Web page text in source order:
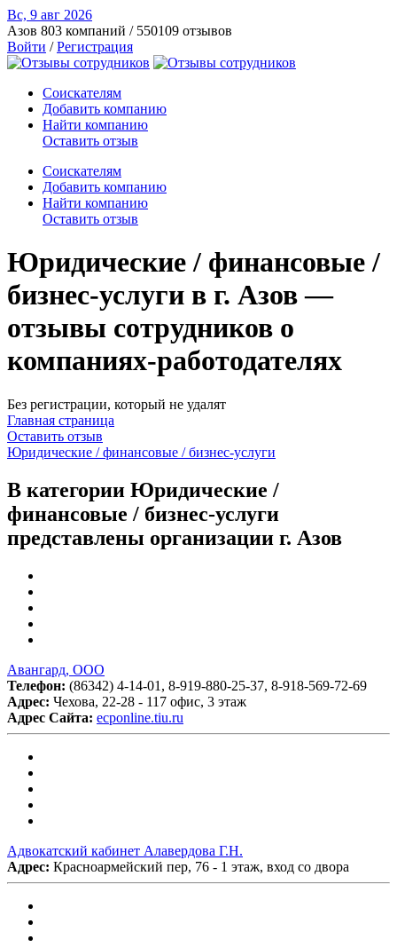
Вс, 9 авг 2026
Азов 803 компаний / 550109 отзывов
Войти /Регистрация
Соискателям
Добавить компанию
Найти компанию
Оставить отзыв
Соискателям
Добавить компанию
Найти компанию
Оставить отзыв
Юридические / финансовые /
бизнес-услуги в г. Азов —
отзывы сотрудников о
компаниях-работодателях
Без регистрации, который не удалят
Главная страница
Оставить отзыв
Юридические / финансовые / бизнес-услуги
В категории Юридические /
финансовые / бизнес-услуги
представлены организации г. Азов
Авангард, ООО
Телефон: (86342) 4-14-01, 8-919-880-25-37, 8-918-569-72-69
Адрес: Чехова, 22-28 - 117 офис, 3 этаж
Адрес Сайта: ecponline.tiu.ru
Адвокатский кабинет Алавердова Г.Н.
Адрес: Красноармейский пер, 76 - 1 этаж, вход со двора